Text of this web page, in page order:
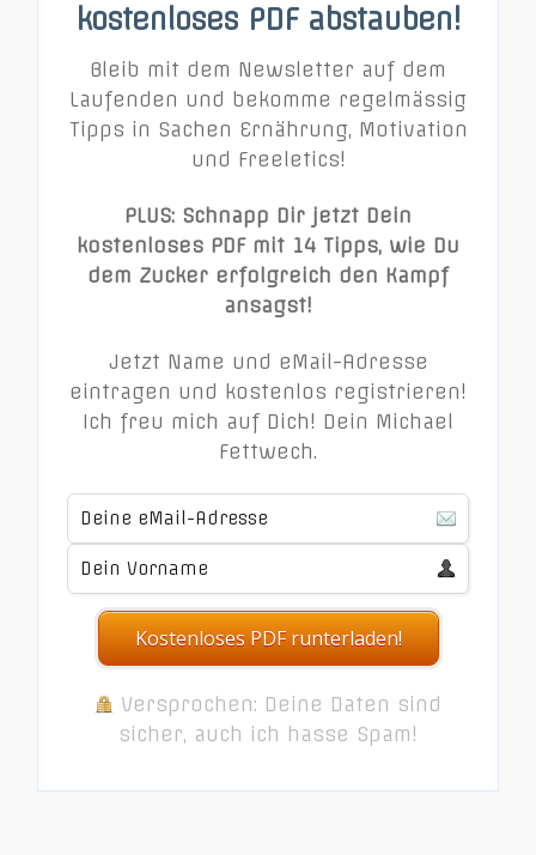
kostenloses PDF abstauben!
Bleib mit dem Newsletter auf dem
Laufenden und bekomme regelmässig
Tipps in Sachen Ernährung, Motivation
und Freeletics!
PLUS: Schnapp Dir jetzt Dein
kostenloses PDF mit 14 Tipps, wie Du
dem Zucker erfolgreich den Kampf
ansagst!
Jetzt Name und eMail-Adresse
eintragen und kostenlos registrieren!
Ich freu mich auf Dich! Dein Michael
Fettwech.
Kostenloses PDF runterladen!
Versprochen: Deine Daten sind
sicher, auch ich hasse Spam!